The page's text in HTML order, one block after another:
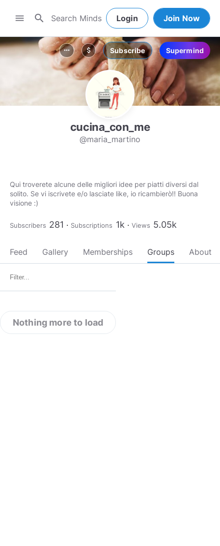
menu search Login Join Now
more_horiz attach_money Subscribe Supermind
cucina_con_me
@maria_martino
Qui troverete alcune delle migliori idee per piatti diversi dal
solito. Se vi iscrivete e/o lasciate like, io ricambierò!! Buona
visione :)
Subscribers 281 Subscriptions 1k Views 5.05k
Feed Gallery Memberships Groups About
Nothing more to load